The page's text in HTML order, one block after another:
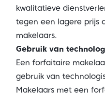
kwalitatieve
tegen een lagere prijs
makelaars.
Gebruik van
Een forfaitaire
gebruik van
Makelaars met een